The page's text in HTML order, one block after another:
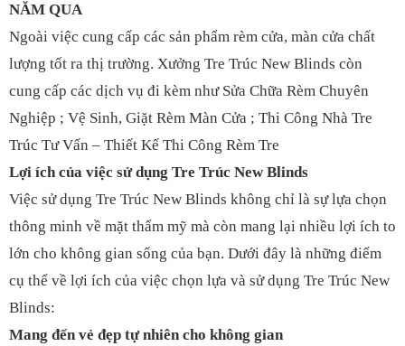
NĂM QUA
Ngoài việc cung cấp các sản phẩm rèm cửa, màn cửa chất
lượng tốt ra thị trường. Xưởng Tre Trúc New Blinds còn
cung cấp các dịch vụ đi kèm như Sửa Chữa Rèm Chuyên
Nghiệp ; Vệ Sinh, Giặt Rèm Màn Cửa ; Thi Công Nhà Tre
Trúc Tư Vấn – Thiết Kế Thi Công Rèm Tre
Lợi ích của việc sử dụng Tre Trúc New Blinds
Việc sử dụng Tre Trúc New Blinds không chỉ là sự lựa chọn
thông minh về mặt thẩm mỹ mà còn mang lại nhiều lợi ích to
lớn cho không gian sống của bạn. Dưới đây là những điểm
cụ thể về lợi ích của việc chọn lựa và sử dụng Tre Trúc New
Blinds:
Mang đến vẻ đẹp tự nhiên cho không gian